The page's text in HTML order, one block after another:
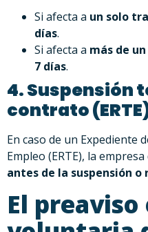
Si afecta a un solo
días.
Si afecta a más de
7 días.
4. Suspensión
contrato
En caso de un Expediente
Empleo (ERTE), la
antes de la suspensión o
El preaviso